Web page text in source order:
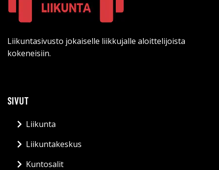
Liikuntasivusto jokaiselle liikkujalle aloittelijoista
kokeneisiin.
SIVUT
Liikunta
Liikuntakeskus
Kuntosalit